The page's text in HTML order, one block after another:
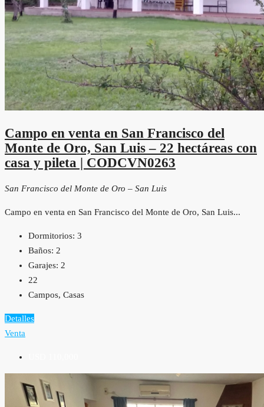
Campo en venta en San Francisco del
Monte de Oro, San Luis – 22 hectáreas con
casa y pileta | CODCVN0263
San Francisco del Monte de Oro – San Luis
Campo en venta en San Francisco del Monte de Oro, San Luis...
Dormitorios: 3
Baños: 2
Garajes: 2
22
Campos, Casas
Detalles
Venta